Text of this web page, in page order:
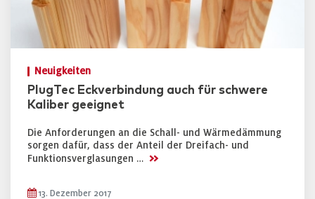
Neuigkeiten
PlugTec Eckverbindung auch für schwere
Kaliber geeignet
Die Anforderungen an die Schall- und Wärmedämmung
sorgen dafür, dass der Anteil der Dreifach- und
Funktionsverglasungen … >>
13. Dezember 2017